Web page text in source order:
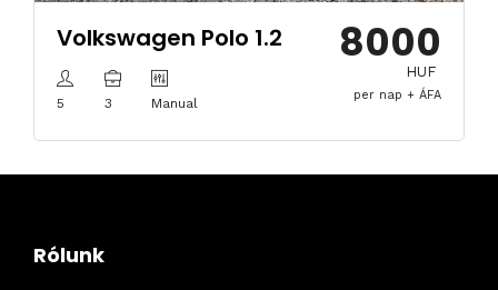
Volkswagen Polo 1.2
5 3 Manual
8000
HUF
per nap + ÁFA
Rólunk